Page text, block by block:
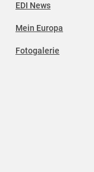
EDI News
Mein Europa
Fotogalerie